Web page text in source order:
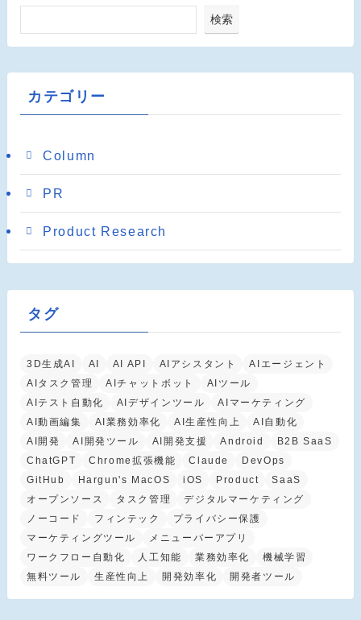
検索
カテゴリー
Column
PR
Product Research
タグ
3D生成AI AI AI API AIアシスタント
AIエージェント
AIタスク管理
AIチャットボット
AIツール
AIテスト自動化
AIデザインツール
AIマーケティング
AI動画編集
AI業務効率化 AI生産性向上
AI自動化
AI開発
AI開発ツール AI開発支援 Android
B2B SaaS
ChatGPT
Chrome拡張機能 Claude
DevOps
GitHub
Hargun's MacOS iOS Product
SaaS
オープンソース
タスク管理
デジタルマーケティング
ノーコード
フィンテック
プライバシー保護
マーケティングツール
メニューバーアプリ
ワークフロー自動化
人工知能 業務効率化
機械学習
無料ツール
生産性向上 開発効率化 開発者ツール